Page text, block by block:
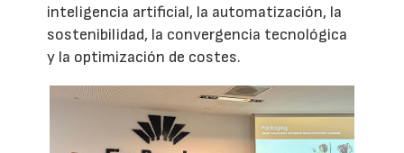
inteligencia artificial, la automatización, la
sostenibilidad, la convergencia tecnológica
y la optimización de costes.